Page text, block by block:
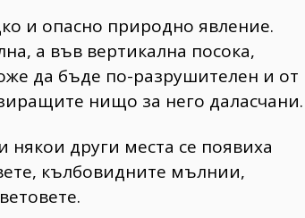
и опасно природно явление.
а във вертикална посока,
да бъде по-разрушителен и от
нищо за него даласчани.
и някои други места се появиха
кълбовидните мълнии,